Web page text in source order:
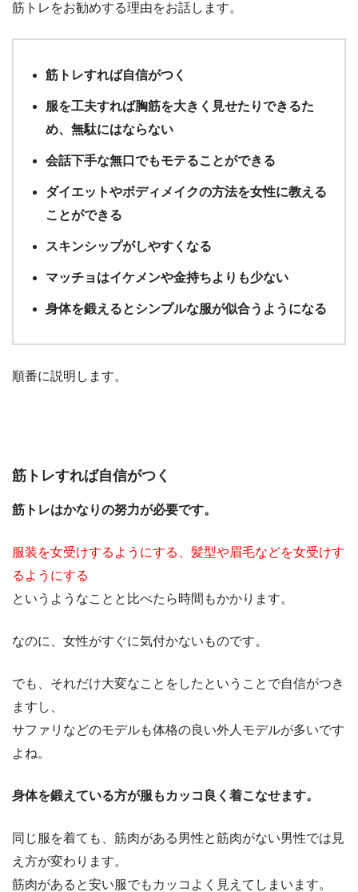
筋トレをお勧めする理由をお話します。
筋トレすれば自信がつく
服を工夫すれば胸筋を大きく見せたりできるた
め、無駄にはならない
会話下手な無口でもモテることができる
ダイエットやボディメイクの方法を女性に教える
ことができる
スキンシップがしやすくなる
マッチョはイケメンや金持ちよりも少ない
身体を鍛えるとシンプルな服が似合うようになる
順番に説明します。
筋トレすれば自信がつく
筋トレはかなりの努力が必要です。
服装を女受けするようにする、髪型や眉毛などを女受けす
るようにする
というようなことと比べたら時間もかかります。
なのに、女性がすぐに気付かないものです。
でも、それだけ大変なことをしたということで自信がつき
ますし、
サファリなどのモデルも体格の良い外人モデルが多いです
よね。
身体を鍛えている方が服もカッコ良く着こなせます。
同じ服を着ても、筋肉がある男性と筋肉がない男性では見
え方が変わります。
筋肉があると安い服でもカッコよく見えてしまいます。